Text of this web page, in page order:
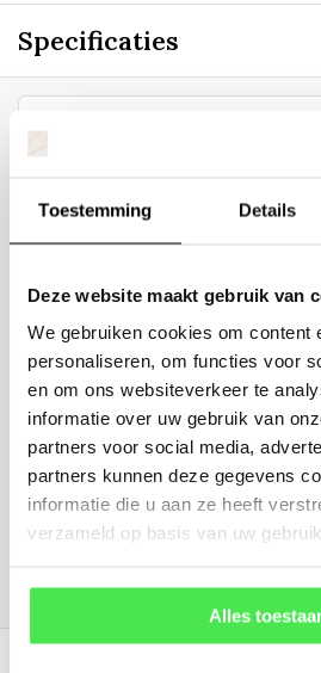
Toestemming Details
Deze website maakt gebruik van
We gebruiken cookies om content
personaliseren, om functies voor
en om ons websiteverkeer te
informatie over uw gebruik van
partners voor social media,
partners kunnen deze gegevens
informatie die u aan ze heeft
verzameld op basis van uw
Alles
Specificaties
Staat uw plantsoort
tussen? Laat het ons
gaan we voor u
de plantnaam,
boom er ongeveer
kunnen u een foto
06 45 601 508
Recent bekeken